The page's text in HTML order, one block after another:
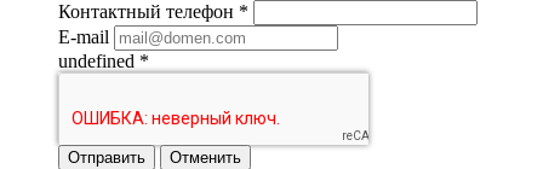
Контактный телефон *
E-mail
undefined *
Отменить